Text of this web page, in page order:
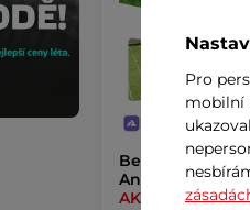
Bezdrátová
Anthbot Genie
AKCE
Pro
mobilní